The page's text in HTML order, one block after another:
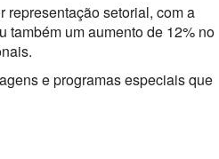
representação setorial, com a
também um aumento de 12% no
e programas especiais que